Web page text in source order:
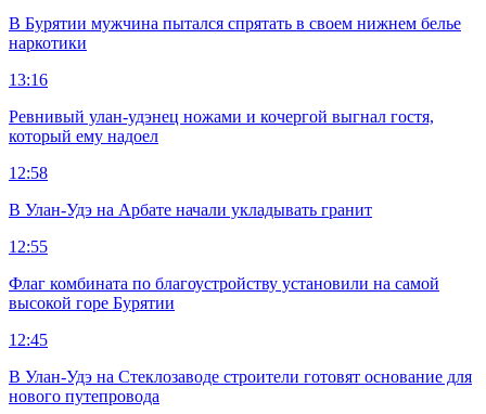
В Бурятии мужчина пытался спрятать в своем нижнем белье
наркотики
13:16
Ревнивый улан-удэнец ножами и кочергой выгнал гостя,
который ему надоел
12:58
В Улан-Удэ на Арбате начали укладывать гранит
12:55
Флаг комбината по благоустройству установили на самой
высокой горе Бурятии
12:45
В Улан-Удэ на Стеклозаводе строители готовят основание для
нового путепровода